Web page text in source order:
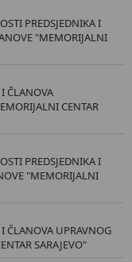
PREDSJEDNIKA I
"MEMORIJALNI
I ČLANOVA
CENTAR
PREDSJEDNIKA I
"MEMORIJALNI
I ČLANOVA UPRAVNOG
SARAJEVO"